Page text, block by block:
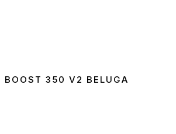
BOOST 350 V2 BELUGA